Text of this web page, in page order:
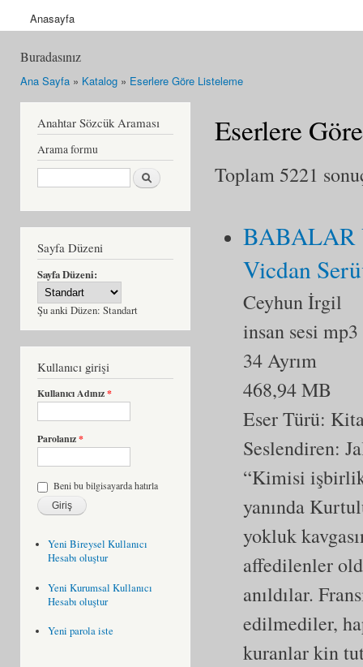
Anasayfa
Buradasınız
Ana Sayfa » Katalog » Eserlere Göre Listeleme
Anahtar Sözcük Araması
Arama formu
Ara
Sayfa Düzeni
Sayfa Düzeni:
Şu anki Düzen: Standart
Kullanıcı girişi
Kullanıcı Adınız*
Parolanız*
Beni bu bilgisayarda hatırla
Yeni Bireysel Kullanıcı
Hesabı oluştur
Yeni Kurumsal Kullanıcı
Hesabı oluştur
Yeni parola iste
Eserlere
Toplam 5221
BABALAR
Vicdan
Ceyhun İrgil
insan sesi mp3
34 Ayrım
468,94 MB
Eser Türü:
Seslendiren:
“Kimisi
yanında
yokluk
affedilenler
anıldılar.
edilmediler,
kuranlar kin